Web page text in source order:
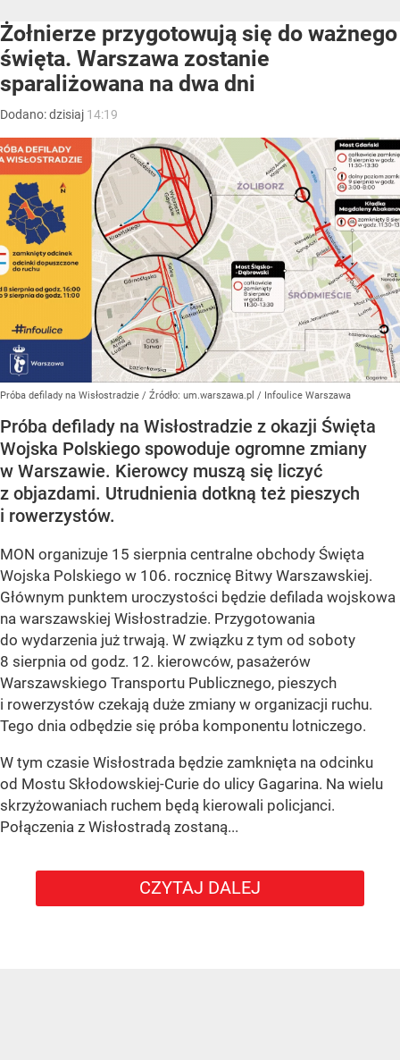
Żołnierze przygotowują się do ważnego
święta. Warszawa zostanie
sparaliżowana na dwa dni
Dodano:dzisiaj 14:19
Próba defilady na Wisłostradzie / Źródło: um.warszawa.pl / Infoulice Warszawa
Próba defilady na Wisłostradzie z okazji Święta
Wojska Polskiego spowoduje ogromne zmiany
w Warszawie. Kierowcy muszą się liczyć
z objazdami. Utrudnienia dotkną też pieszych
i rowerzystów.
MON organizuje 15 sierpnia centralne obchody Święta
Wojska Polskiego w 106. rocznicę Bitwy Warszawskiej.
Głównym punktem uroczystości będzie defilada wojskowa
na warszawskiej Wisłostradzie. Przygotowania
do wydarzenia już trwają. W związku z tym od soboty
8 sierpnia od godz. 12. kierowców, pasażerów
Warszawskiego Transportu Publicznego, pieszych
i rowerzystów czekają duże zmiany w organizacji ruchu.
Tego dnia odbędzie się próba komponentu lotniczego.
W tym czasie Wisłostrada będzie zamknięta na odcinku
od Mostu Skłodowskiej-Curie do ulicy Gagarina. Na wielu
skrzyżowaniach ruchem będą kierowali policjanci.
Połączenia z Wisłostradą zostaną...
CZYTAJ DALEJ